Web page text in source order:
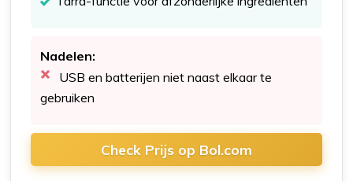
Nadelen:
USB en batterijen niet naast elkaar te
gebruiken
Check Prijs op Bol.com